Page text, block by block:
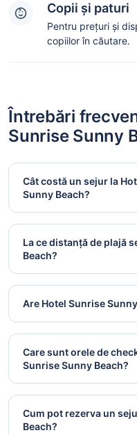
Copii și paturi
Pentru prețuri și
copiilor în căutare.
Întrebări
Sunrise Sunny
Cât costă un sejur la
Sunny Beach?
La ce distanță de plajă
Beach?
Are Hotel Sunrise
Care sunt orele de
Sunrise Sunny Beach?
Cum pot rezerva un
Beach?